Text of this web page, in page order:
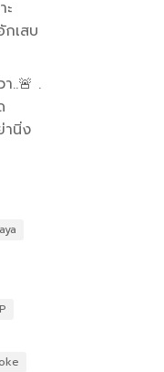
ะ
กเสบ
..🚨 .
านิ่ง